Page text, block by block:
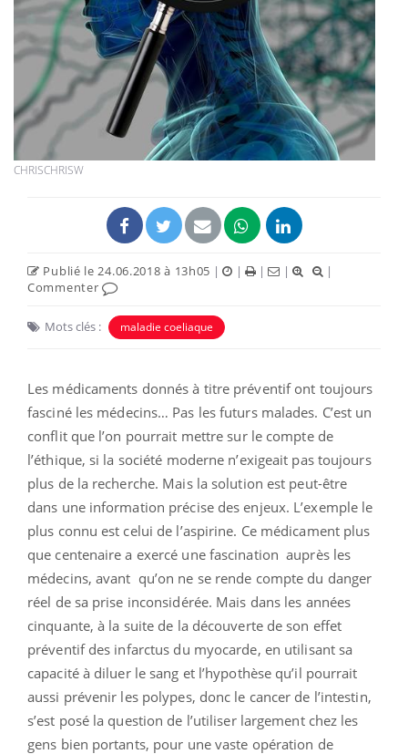
CHRISCHRISW
Publié le 24.06.2018 à 13h05 | | | |
|
Commenter
Mots clés : maladie coeliaque
Les médicaments donnés à titre préventif ont toujours
fasciné les médecins… Pas les futurs malades. C’est un
conflit que l’on pourrait mettre sur le compte de
l’éthique, si la société moderne n’exigeait pas toujours
plus de la recherche. Mais la solution est peut-être
dans une information précise des enjeux. L’exemple le
plus connu est celui de l’aspirine. Ce médicament plus
que centenaire a exercé une fascination auprès les
médecins, avant qu’on ne se rende compte du danger
réel de sa prise inconsidérée. Mais dans les années
cinquante, à la suite de la découverte de son effet
préventif des infarctus du myocarde, en utilisant sa
capacité à diluer le sang et l’hypothèse qu’il pourrait
aussi prévenir les polypes, donc le cancer de l’intestin,
s’est posé la question de l’utiliser largement chez les
gens bien portants, pour une vaste opération de